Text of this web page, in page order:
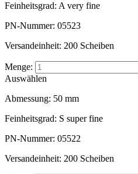
Feinheitsgrad: A very fine
PN-Nummer: 05523
Versandeinheit: 200 Scheiben
Menge:
Auswählen
Abmessung: 50 mm
Feinheitsgrad: S super fine
PN-Nummer: 05522
Versandeinheit: 200 Scheiben